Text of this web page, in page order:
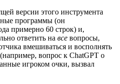
версии этого инструмента
программы (он
примерно 60 строк) и,
ответить на все вопросы,
вмешиваться и восполнять
вопрос к ChatGPT о
игроком очки, вызвал